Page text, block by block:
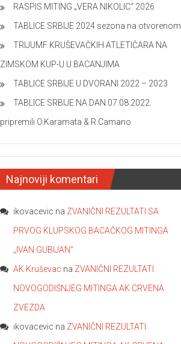
RASPIS MITING „VERA NIKOLIC“ 2026
TABLICE SRBIJE 2024 sezona na otvorenom
TRIJUMF KRUŠEVAČKIH ATLETIČARA NA
ZIMSKOM KUP-U U BACANJIMA
TABLICE SRBIJE U DVORANI 2022 – 2023
TABLICE SRBIJE NA DAN 07.08.2022.
pripremili O.Karamata & R.Camano
Najnoviji komentari
ikovacevic na ZVANIČNI REZULTATI SA
PRVOG KLUPSKOG BACAČKOG MITINGA
„IVAN GUBIJAN“
AK Kruševac na ZVANIČNI REZULTATI
NOVOGODIŠNJEG MITINGA AK CRVENA
ZVEZDA
ikovacevic na ZVANIČNI REZULTATI